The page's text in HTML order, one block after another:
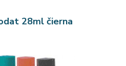
28ml čierna